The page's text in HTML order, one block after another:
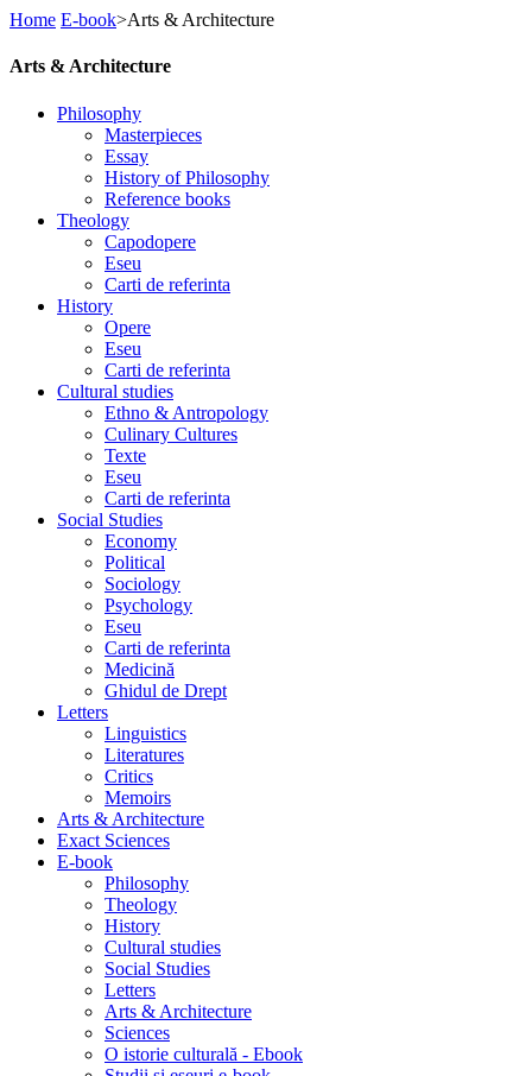
Home E-book>Arts & Architecture
Arts & Architecture
Philosophy
Masterpieces
Essay
History of Philosophy
Reference books
Theology
Capodopere
Eseu
Carti de referinta
History
Opere
Eseu
Carti de referinta
Cultural studies
Ethno & Antropology
Culinary Cultures
Texte
Eseu
Carti de referinta
Social Studies
Economy
Political
Sociology
Psychology
Eseu
Carti de referinta
Medicină
Ghidul de Drept
Letters
Linguistics
Literatures
Critics
Memoirs
Arts & Architecture
Exact Sciences
E-book
Philosophy
Theology
History
Cultural studies
Social Studies
Letters
Arts & Architecture
Sciences
O istorie culturală - Ebook